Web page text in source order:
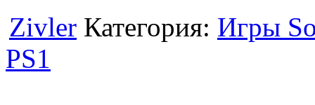
Zivler Категория: Игры
PS1